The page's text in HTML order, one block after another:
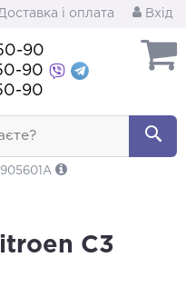
і оплата Вхід
90
90
90
C3